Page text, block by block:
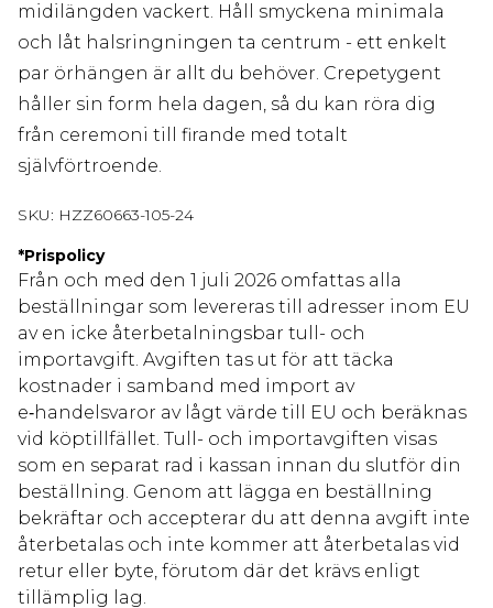
midilängden vackert. Håll smyckena minimala
och låt halsringningen ta centrum - ett enkelt
par örhängen är allt du behöver. Crepetygent
håller sin form hela dagen, så du kan röra dig
från ceremoni till firande med totalt
självförtroende.
SKU: HZZ60663-105-24
*Prispolicy
Från och med den 1 juli 2026 omfattas alla
beställningar som levereras till adresser inom EU
av en icke återbetalningsbar tull- och
importavgift. Avgiften tas ut för att täcka
kostnader i samband med import av
e‑handelsvaror av lågt värde till EU och beräknas
vid köptillfället. Tull- och importavgiften visas
som en separat rad i kassan innan du slutför din
beställning. Genom att lägga en beställning
bekräftar och accepterar du att denna avgift inte
återbetalas och inte kommer att återbetalas vid
retur eller byte, förutom där det krävs enligt
tillämplig lag.